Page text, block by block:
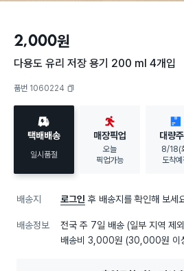
2,000원
다용도 유리 저장 용기 200 ml 4개입
품번 1060224
택배배송
일시품절
매장픽업
오늘
픽업가능
대량
8/18(
도착
배송지 로그인 후 배송지를 확인해 보세
배송정보 전국 주 7일 배송 (일부 지역 제
배송비 3,000원 (30,000원 이